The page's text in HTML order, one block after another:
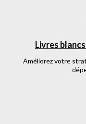
Livres
Améliorez votre